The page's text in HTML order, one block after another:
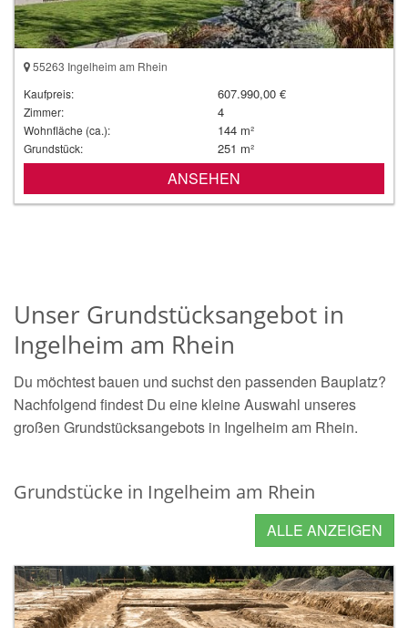
55263 Ingelheim am Rhein
Kaufpreis:
607.990,00 €
Zimmer: 4
Wohnfläche (ca.): 144 m²
Grundstück: 251 m²
ANSEHEN
Unser Grundstücksangebot in
Ingelheim am Rhein
Du möchtest bauen und suchst den passenden Bauplatz?
Nachfolgend findest Du eine kleine Auswahl unseres
großen Grundstücksangebots in Ingelheim am Rhein.
Grundstücke in Ingelheim am Rhein
ALLE ANZEIGEN